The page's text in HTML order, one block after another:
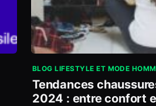
BLOG LIFESTYLE ET MODE
Tendances
2024 : entre confort